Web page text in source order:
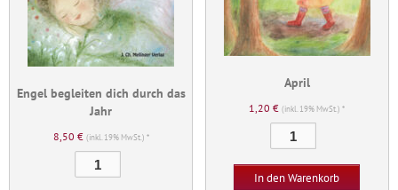
Engel begleiten dich durch das
Jahr
8,50 € (inkl. 19% MwSt.) *
begleiten
April
1,20€ (inkl. 19% MwSt.) *
Menge
In den Warenkorb